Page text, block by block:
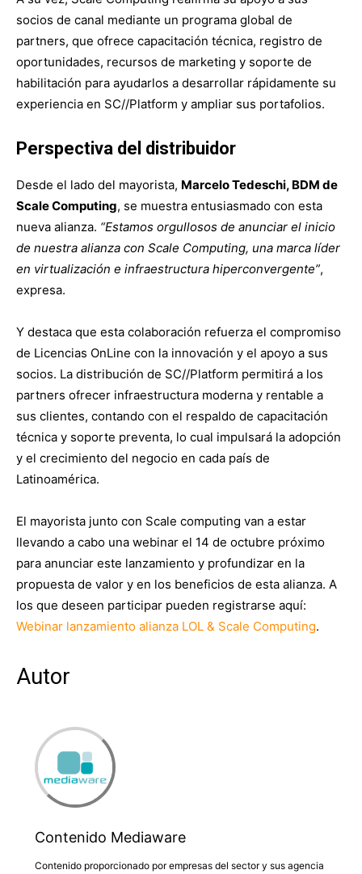
socios de canal mediante un programa global de
partners, que ofrece capacitación técnica, registro de
oportunidades, recursos de marketing y soporte de
habilitación para ayudarlos a desarrollar rápidamente su
experiencia en SC//Platform y ampliar sus portafolios.
Perspectiva del distribuidor
Desde el lado del mayorista, Marcelo Tedeschi, BDM de
Scale Computing, se muestra entusiasmado con esta
nueva alianza. “Estamos orgullosos de anunciar el inicio
de nuestra alianza con Scale Computing, una marca líder
en virtualización e infraestructura hiperconvergente”,
expresa.
Y destaca que esta colaboración refuerza el compromiso
de Licencias OnLine con la innovación y el apoyo a sus
socios. La distribución de SC//Platform permitirá a los
partners ofrecer infraestructura moderna y rentable a
sus clientes, contando con el respaldo de capacitación
técnica y soporte preventa, lo cual impulsará la adopción
y el crecimiento del negocio en cada país de
Latinoamérica.
El mayorista junto con Scale computing van a estar
llevando a cabo una webinar el 14 de octubre próximo
para anunciar este lanzamiento y profundizar en la
propuesta de valor y en los beneficios de esta alianza. A
los que deseen participar pueden registrarse aquí:
Webinar lanzamiento alianza LOL & Scale Computing.
Autor
Contenido Mediaware
Contenido proporcionado por empresas del sector y sus agencia